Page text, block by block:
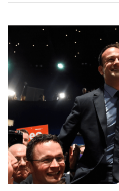
ค้นหา
SHARE TWEET